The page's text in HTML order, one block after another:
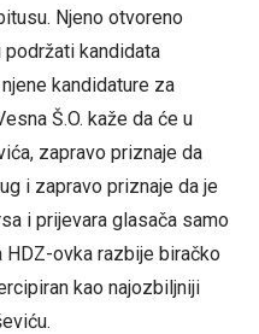
Njeno otvoreno
podržati kandidata
kandidature za
Š.O. kaže da će u
zapravo priznaje da
i zapravo priznaje da je
i prijevara glasača samo
HDZ-ovka razbije biračko
kao najozbiljniji